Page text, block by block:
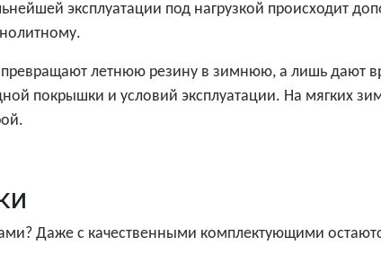
эксплуатации под нагрузкой происходит
летнюю резину в зимнюю, а лишь дают
покрышки и условий эксплуатации. На мягких
Даже с качественными комплектующими